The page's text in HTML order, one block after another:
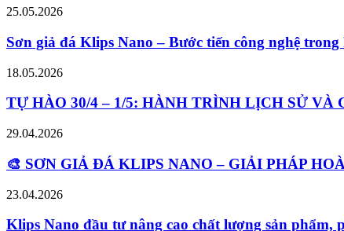
25.05.2026
Sơn giả đá Klips Nano – Bước tiến công nghệ
18.05.2026
TỰ HÀO 30/4 – 1/5: HÀNH TRÌNH LỊCH SỬ
29.04.2026
🎨 SƠN GIẢ ĐÁ KLIPS NANO – GIẢI PHÁP
23.04.2026
Klips Nano đầu tư nâng cao chất lượng sản phẩm,